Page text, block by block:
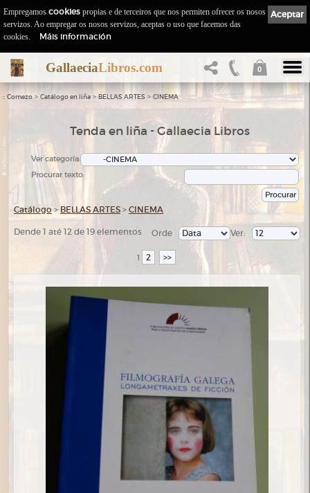
GallaeciaLibros.com 0
:: Comezo > Catálogo en liña > BELLAS ARTES > CINEMA
Tenda en liña - Gallaecia Libros
Ver categoría:
Procurar texto:
Catálogo >BELLAS ARTES > CINEMA
Dende 1 até 12 de 19 elementos Ver:
Orde
1 2 >>
Aceptar
Empregamos cookies propias e de terceiros que nos permiten ofrecer os nosos
servizos. Ao empregar os nosos servizos, aceptas o uso que facemos das
cookies.
Máis información